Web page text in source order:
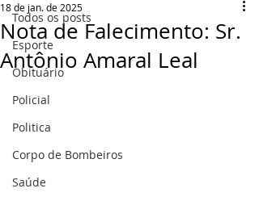
Todos os posts
Esporte
Obituário
Policial
Politica
Corpo de Bombeiros
Saúde
Nota de Falecimento: Sr.
Antônio Amaral Leal
18 de jan. de 2025